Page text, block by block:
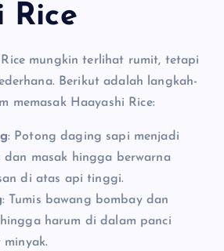
Rice
mungkin terlihat rumit, tetapi
Berikut adalah langkah-
memasak Haayashi Rice:
: Potong daging sapi menjadi
masak hingga berwarna
di atas api tinggi.
: Tumis bawang bombay dan
harum di dalam panci